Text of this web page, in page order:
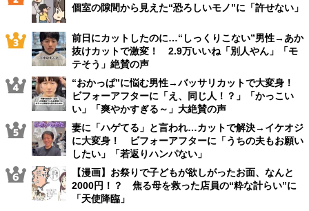
個室の隙間から見えた“恐ろしいモノ”に「許せない」
前日にカットしたのに…“しっくりこない”男性→あか
抜けカットで激変！ 2.9万いいね「別人やん」「モ
テそう」絶賛の声
“おかっぱ”に悩む男性→バッサリカットで大変身！
ビフォーアフターに「え、同じ人！？」「かっこい
い」「爽やかすぎる～」大絶賛の声
妻に「ハゲてる」と言われ…カットで解決→イケオジ
に大変身！ ビフォーアフターに「うちの夫もお願い
したい」「若返りハンパない」
【漫画】お祭りで子どもが欲しがったお面、なんと
2000円！？ 焦る母を救った店員の“粋な計らい”に
「天使降臨」